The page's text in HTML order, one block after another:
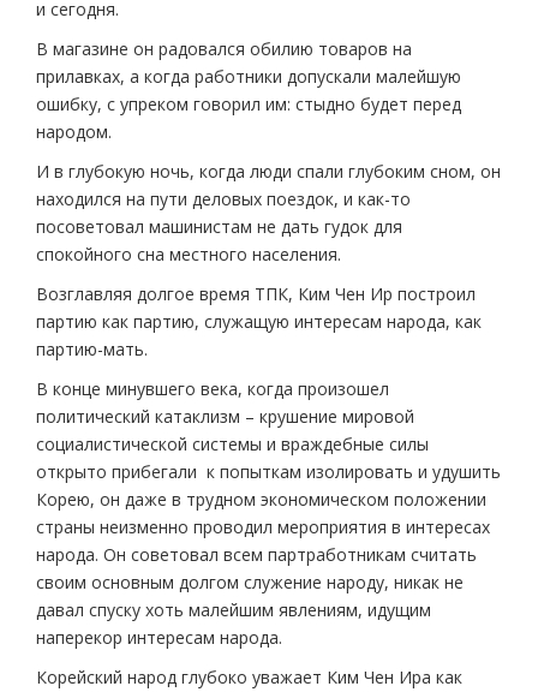
и сегодня.
В магазине он радовался обилию товаров на
прилавках, а когда работники допускали малейшую
ошибку, с упреком говорил им: стыдно будет перед
народом.
И в глубокую ночь, когда люди спали глубоким сном, он
находился на пути деловых поездок, и как-то
посоветовал машинистам не дать гудок для
спокойного сна местного населения.
Возглавляя долгое время ТПК, Ким Чен Ир построил
партию как партию, служащую интересам народа, как
партию-мать.
В конце минувшего века, когда произошел
политический катаклизм – крушение мировой
социалистической системы и враждебные силы
открыто прибегали к попыткам изолировать и удушить
Корею, он даже в трудном экономическом положении
страны неизменно проводил мероприятия в интересах
народа. Он советовал всем партработникам считать
своим основным долгом служение народу, никак не
давал спуску хоть малейшим явлениям, идущим
наперекор интересам народа.
Корейский народ глубоко уважает Ким Чен Ира как